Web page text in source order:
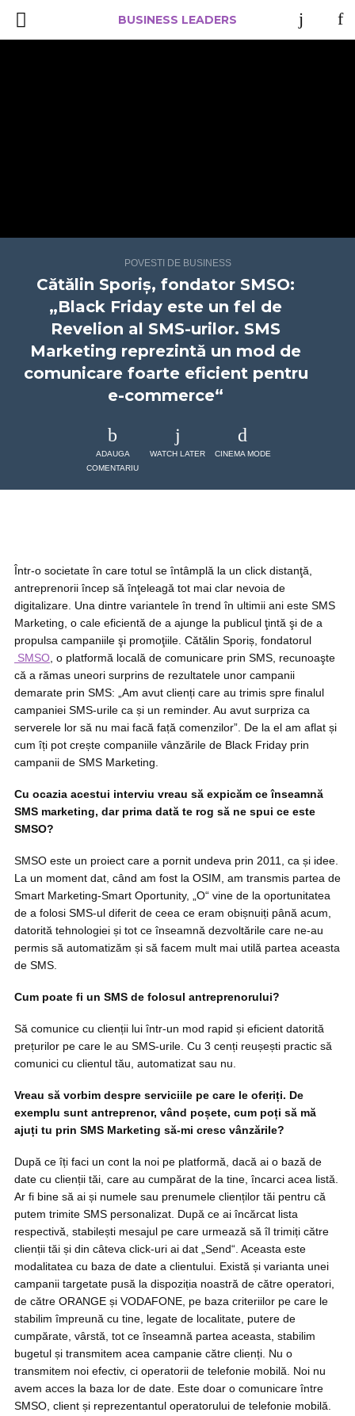
BUSINESS LEADERS
POVESTI DE BUSINESS
Cătălin Sporiș, fondator SMSO:
„Black Friday este un fel de
Revelion al SMS-urilor. SMS
Marketing reprezintă un mod de
comunicare foarte eficient pentru
e-commerce“
ADAUGA
COMENTARIU
WATCH LATER CINEMA MODE
Într-o societate în care totul se întâmplă la un click distanţă,
antreprenorii încep să înţeleagă tot mai clar nevoia de
digitalizare. Una dintre variantele în trend în ultimii ani este SMS
Marketing, o cale eficientă de a ajunge la publicul ţintă şi de a
propulsa campaniile şi promoţiile. Cătălin Sporiș, fondatorul
SMSO , o platformă locală de comunicare prin SMS, recunoaşte
că a rămas uneori surprins de rezultatele unor campanii
demarate prin SMS: „Am avut clienți care au trimis spre finalul
campaniei SMS-urile ca și un reminder. Au avut surpriza ca
serverele lor să nu mai facă față comenzilor”. De la el am aflat și
cum îți pot crește companiile vânzările de Black Friday prin
campanii de SMS Marketing.
Cu ocazia acestui interviu vreau să expicăm ce înseamnă
SMS marketing, dar prima dată te rog să ne spui ce este
SMSO?
SMSO este un proiect care a pornit undeva prin 2011, ca și idee.
La un moment dat, când am fost la OSIM, am transmis partea de
Smart Marketing-Smart Oportunity, „O“ vine de la oportunitatea
de a folosi SMS-ul diferit de ceea ce eram obișnuiți până acum,
datorită tehnologiei și tot ce înseamnă dezvoltările care ne-au
permis să automatizăm și să facem mult mai utilă partea aceasta
de SMS.
Cum poate fi un SMS de folosul antreprenorului?
Să comunice cu clienții lui într-un mod rapid și eficient datorită
prețurilor pe care le au SMS-urile. Cu 3 cenți reușești practic să
comunici cu clientul tău, automatizat sau nu.
Vreau să vorbim despre serviciile pe care le oferiți. De
exemplu sunt antreprenor, vând poșete, cum poți să mă
ajuți tu prin SMS Marketing să-mi cresc vânzările?
După ce îți faci un cont la noi pe platformă, dacă ai o bază de
date cu clienții tăi, care au cumpărat de la tine, încarci acea listă.
Ar fi bine să ai și numele sau prenumele clienților tăi pentru că
putem trimite SMS personalizat. După ce ai încărcat lista
respectivă, stabilești mesajul pe care urmează să îl trimiți către
clienții tăi și din câteva click-uri ai dat „Send“. Aceasta este
modalitatea cu baza de date a clientului. Există și varianta unei
campanii targetate pusă la dispoziția noastră de către operatori,
de către ORANGE și VODAFONE, pe baza criteriilor pe care le
stabilim împreună cu tine, legate de localitate, putere de
cumpărate, vârstă, tot ce înseamnă partea aceasta, stabilim
bugetul și transmitem acea campanie către clienți. Nu o
transmitem noi efectiv, ci operatorii de telefonie mobilă. Noi nu
avem acces la baza lor de date. Este doar o comunicare între
SMSO, client și reprezentantul operatorului de telefonie mobilă.